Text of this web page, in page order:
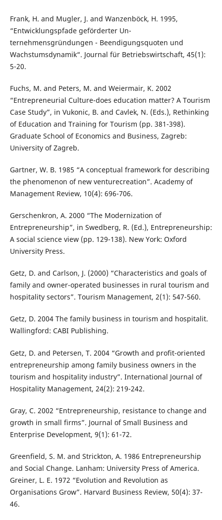
Frank, H. and Mugler, J. and Wanzenböck, H. 1995,
“Entwicklungspfade geförderter Un-
ternehmensgründungen - Beendigungsquoten und
Wachstumsdynamik“. Journal für Betriebswirtschaft, 45(1):
5-20.
Fuchs, M. and Peters, M. and Weiermair, K. 2002
“Entrepreneurial Culture-does education matter? A Tourism
Case Study”, in Vukonic, B. and Cavlek, N. (Eds.), Rethinking
of Education and Training for Tourism (pp. 381-398).
Graduate School of Economics and Business, Zagreb:
University of Zagreb.
Gartner, W. B. 1985 “A conceptual framework for describing
the phenomenon of new venturecreation”. Academy of
Management Review, 10(4): 696-706.
Gerschenkron, A. 2000 “The Modernization of
Entrepreneurship”, in Swedberg, R. (Ed.), Entrepreneurship:
A social science view (pp. 129-138). New York: Oxford
University Press.
Getz, D. and Carlson, J. (2000) “Characteristics and goals of
family and owner-operated businesses in rural tourism and
hospitality sectors”. Tourism Management, 2(1): 547-560.
Getz, D. 2004 The family business in tourism and hospitalit.
Wallingford: CABI Publishing.
Getz, D. and Petersen, T. 2004 “Growth and profit-oriented
entrepreneurship among family business owners in the
tourism and hospitality industry”. International Journal of
Hospitality Management, 24(2): 219-242.
Gray, C. 2002 “Entrepreneurship, resistance to change and
growth in small firms”. Journal of Small Business and
Enterprise Development, 9(1): 61-72.
Greenfield, S. M. and Strickton, A. 1986 Entrepreneurship
and Social Change. Lanham: University Press of America.
Greiner, L. E. 1972 “Evolution and Revolution as
Organisations Grow”. Harvard Business Review, 50(4): 37-
46.